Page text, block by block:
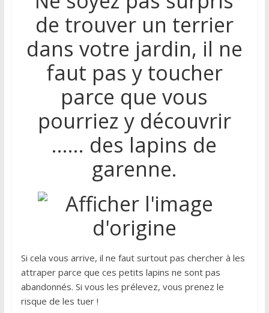
de trouver un terrier
dans votre jardin, il ne
faut pas y toucher
parce que vous
pourriez y découvrir
…… des lapins de
garenne.
Si cela vous arrive, il ne faut surtout pas chercher à les
attraper parce que ces petits lapins ne sont pas
abandonnés. Si vous les prélevez, vous prenez le
risque de les tuer !